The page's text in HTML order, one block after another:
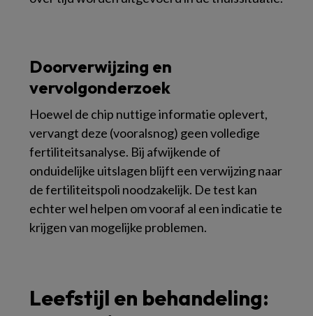
Doorverwijzing en
vervolgonderzoek
Hoewel de chip nuttige informatie oplevert,
vervangt deze (vooralsnog) geen volledige
fertiliteitsanalyse. Bij afwijkende of
onduidelijke uitslagen blijft een verwijzing naar
de fertiliteitspoli noodzakelijk. De test kan
echter wel helpen om vooraf al een indicatie te
krijgen van mogelijke problemen.
Leefstijl en behandeling: